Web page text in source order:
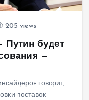
205 views
Путин будет
—
говорит,
поставок